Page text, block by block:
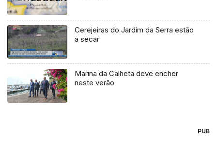
Cerejeiras do Jardim da Serra estão
a secar
Marina da Calheta deve encher
neste verão
PUB